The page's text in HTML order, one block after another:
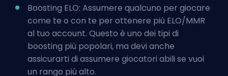
Boosting ELO: Assumere qualcuno per giocare
come te o con te per ottenere più ELO/MMR
al tuo account. Questo è uno dei tipi di
boosting più popolari, ma devi anche
assicurarti di assumere giocatori abili se vuoi
un rango più alto.